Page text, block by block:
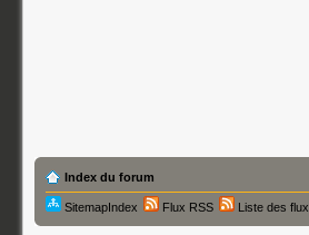
Index du forum
SitemapIndex Flux RSS Liste des flux